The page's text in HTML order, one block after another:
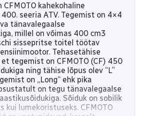
CFMOTO kahekohaline
seeria ATV. Tegemist on 4×4
tänavalegaalse
millel on võimas 400 cm3
sissepritse toitel töötav
Tehasetähise
tegemist on CFMOTO (CF) 450
ning tähise lõpus olev “L”
on „Long“ ehk pika
on tegu tänavalegaalse
Sõiduk on sobilik
kui lumekoristuseks. CFMOTO